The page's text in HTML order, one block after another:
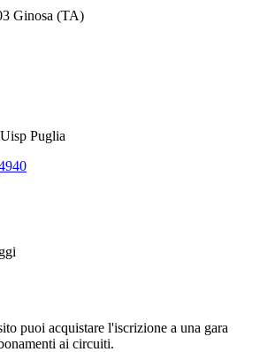
Ginosa (TA)
Puglia
puoi acquistare l'iscrizione a una gara
ai circuiti.